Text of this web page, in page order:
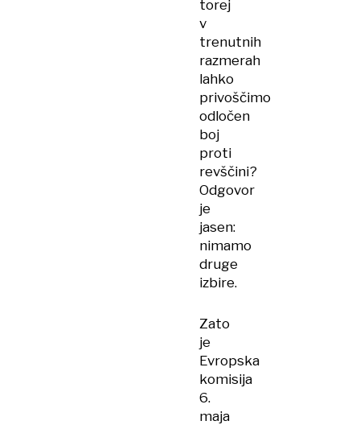
torej
v
trenutnih
razmerah
lahko
privoščimo
odločen
boj
proti
revščini?
Odgovor
je
jasen:
nimamo
druge
izbire.
Zato
je
Evropska
komisija
6.
maja